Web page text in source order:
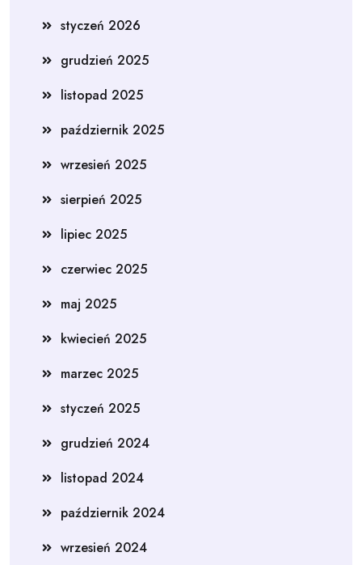
styczeń 2026
grudzień 2025
listopad 2025
październik 2025
wrzesień 2025
sierpień 2025
lipiec 2025
czerwiec 2025
maj 2025
kwiecień 2025
marzec 2025
styczeń 2025
grudzień 2024
listopad 2024
październik 2024
wrzesień 2024